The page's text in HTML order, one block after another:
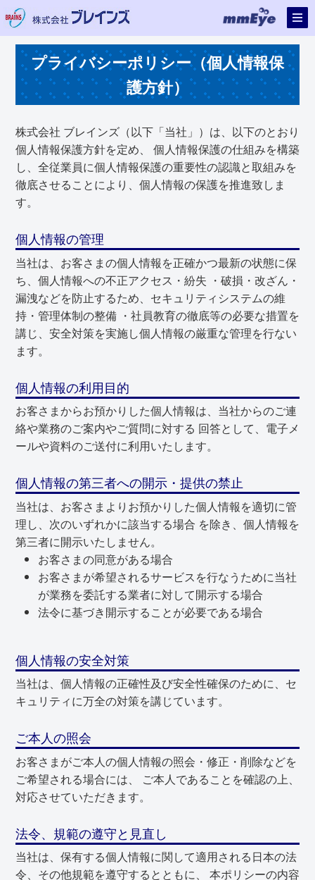
プライバシーポリシー（個人情報保
護方針）
株式会社 ブレインズ（以下「当社」）は、以下のとおり
個人情報保護方針を定め、 個人情報保護の仕組みを構築
し、全従業員に個人情報保護の重要性の認識と取組みを
徹底させることにより、個人情報の保護を推進致しま
す。
個人情報の管理
当社は、お客さまの個人情報を正確かつ最新の状態に保
ち、個人情報への不正アクセス・紛失 ・破損・改ざん・
漏洩などを防止するため、セキュリティシステムの維
持・管理体制の整備 ・社員教育の徹底等の必要な措置を
講じ、安全対策を実施し個人情報の厳重な管理を行ない
ます。
個人情報の利用目的
お客さまからお預かりした個人情報は、当社からのご連
絡や業務のご案内やご質問に対する 回答として、電子メ
ールや資料のご送付に利用いたします。
個人情報の第三者への開示・提供の禁止
当社は、お客さまよりお預かりした個人情報を適切に管
理し、次のいずれかに該当する場合 を除き、個人情報を
第三者に開示いたしません。
お客さまの同意がある場合
お客さまが希望されるサービスを行なうために当社
が業務を委託する業者に対して開示する場合
法令に基づき開示することが必要である場合
個人情報の安全対策
当社は、個人情報の正確性及び安全性確保のために、セ
キュリティに万全の対策を講じています。
ご本人の照会
お客さまがご本人の個人情報の照会・修正・削除などを
ご希望される場合には、 ご本人であることを確認の上、
対応させていただきます。
法令、規範の遵守と見直し
当社は、保有する個人情報に関して適用される日本の法
令、その他規範を遵守するとともに、 本ポリシーの内容